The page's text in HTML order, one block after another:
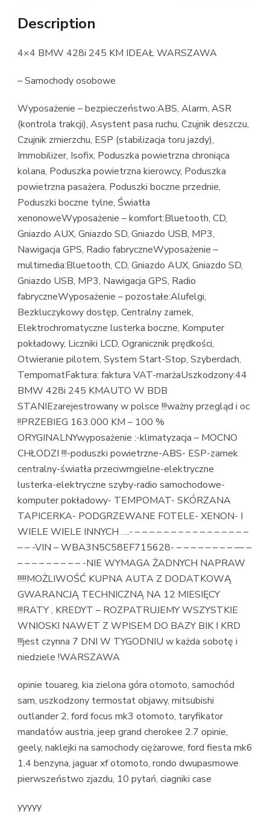
Description
4×4 BMW 428i 245 KM IDEAŁ WARSZAWA
– Samochody osobowe
Wyposażenie – bezpieczeństwo:ABS, Alarm, ASR
(kontrola trakcji), Asystent pasa ruchu, Czujnik deszczu,
Czujnik zmierzchu, ESP (stabilizacja toru jazdy),
Immobilizer, Isofix, Poduszka powietrzna chroniąca
kolana, Poduszka powietrzna kierowcy, Poduszka
powietrzna pasażera, Poduszki boczne przednie,
Poduszki boczne tylne, Światła
xenonoweWyposażenie – komfort:Bluetooth, CD,
Gniazdo AUX, Gniazdo SD, Gniazdo USB, MP3,
Nawigacja GPS, Radio fabryczneWyposażenie –
multimedia:Bluetooth, CD, Gniazdo AUX, Gniazdo SD,
Gniazdo USB, MP3, Nawigacja GPS, Radio
fabryczneWyposażenie – pozostałe:Alufelgi,
Bezkluczykowy dostęp, Centralny zamek,
Elektrochromatyczne lusterka boczne, Komputer
pokładowy, Liczniki LCD, Ogranicznik prędkości,
Otwieranie pilotem, System Start-Stop, Szyberdach,
TempomatFaktura: faktura VAT-marżaUszkodzony:44
BMW 428i 245 KMAUTO W BDB
STANIEzarejestrowany w polsce !!!ważny przegląd i oc
!!PRZEBIEG 163.000 KM – 100 %
ORYGINALNYwyposażenie :-klimatyzacja – MOCNO
CHŁODZI !!!-poduszki powietrzne-ABS- ESP-zamek
centralny-światła przeciwmgielne-elektryczne
lusterka-elektryczne szyby-radio samochodowe-
komputer pokładowy- TEMPOMAT- SKÓRZANA
TAPICERKA- PODGRZEWANE FOTELE- XENON- I
WIELE WIELE INNYCH ….- – – – – – – – – – – – – – – – –
– – -VIN – WBA3N5C58EF715628- – – – – – – – – — –
– – – – – – – – – -NIE WYMAGA ŻADNYCH NAPRAW
!!!!!MOŻLIWOŚĆ KUPNA AUTA Z DODATKOWĄ
GWARANCJĄ TECHNICZNĄ NA 12 MIESIĘCY
!!!RATY , KREDYT – ROZPATRUJEMY WSZYSTKIE
WNIOSKI NAWET Z WPISEM DO BAZY BIK I KRD
!!!jest czynna 7 DNI W TYGODNIU w każda sobotę i
niedziele !WARSZAWA
opinie touareg, kia zielona góra otomoto, samochód
sam, uszkodzony termostat objawy, mitsubishi
outlander 2, ford focus mk3 otomoto, taryfikator
mandatów austria, jeep grand cherokee 2.7 opinie,
geely, naklejki na samochody ciężarowe, ford fiesta mk6
1.4 benzyna, jaguar xf otomoto, rondo dwupasmowe
pierwszeństwo zjazdu, 10 pytań, ciagniki case
yyyyy